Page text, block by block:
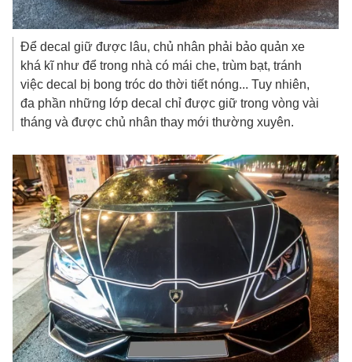
Để decal giữ được lâu, chủ nhân phải bảo quản xe
khá kĩ như để trong nhà có mái che, trùm bạt, tránh
việc decal bị bong tróc do thời tiết nóng... Tuy nhiên,
đa phần những lớp decal chỉ được giữ trong vòng vài
tháng và được chủ nhân thay mới thường xuyên.